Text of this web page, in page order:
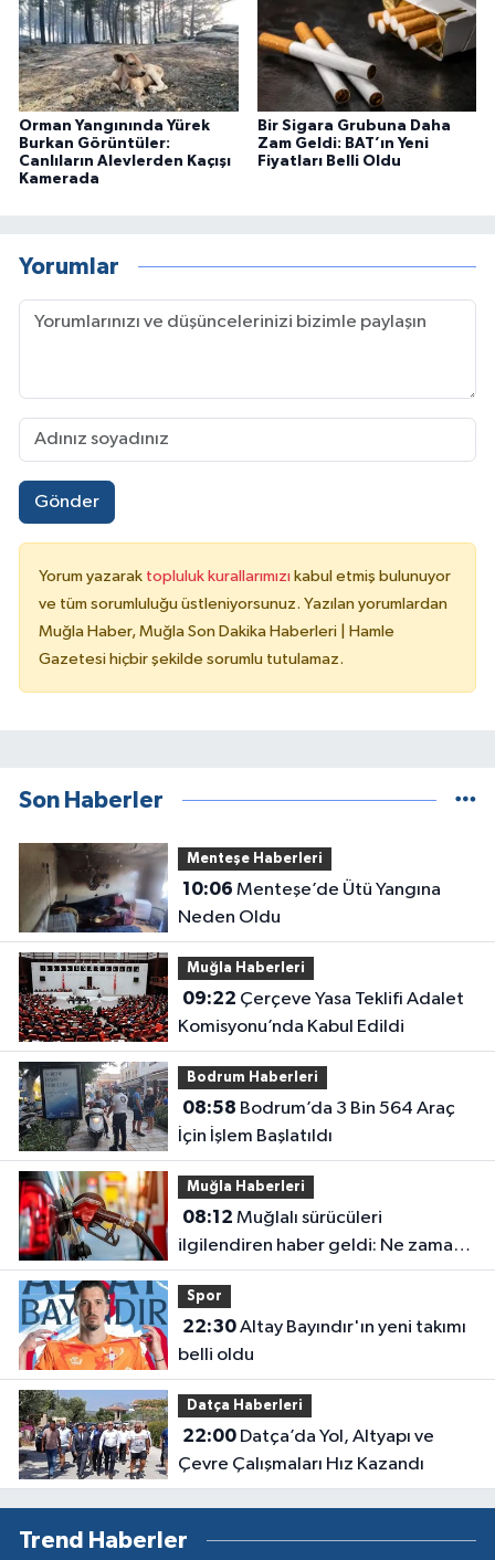
Orman Yangınında Yürek
Burkan Görüntüler:
Canlıların Alevlerden Kaçışı
Kamerada
Bir Sigara Grubuna Daha
Zam Geldi: BAT’ın Yeni
Fiyatları Belli Oldu
Yorumlar
Gönder
Yorum yazarak topluluk kurallarımızı kabul etmiş bulunuyor
ve tüm sorumluluğu üstleniyorsunuz. Yazılan yorumlardan
Muğla Haber, Muğla Son Dakika Haberleri | Hamle
Gazetesi hiçbir şekilde sorumlu tutulamaz.
Son Haberler
Menteşe Haberleri
10:06
Neden Oldu
Muğla Haberleri
09:22
Komisyonu’nda Kabul Edildi
Bodrum Haberleri
08:58
İçin İşlem Başlatıldı
Muğla Haberleri
08:12
ilgilendiren haber geldi: Ne zaman
indirim gelecek?
Spor
22:30Altay Bayındır'ın yeni takımı
belli oldu
Datça Haberleri
22:00Datça’da Yol, Altyapı ve
Çevre Çalışmaları Hız Kazandı
Trend Haberler